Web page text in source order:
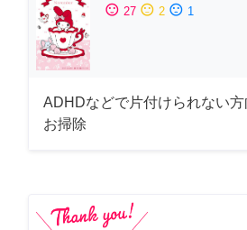
sentiment_satisfied 27 sentiment_neutral 2 sentiment_dissatisfied 1
ADHDなどで片付けられない
お掃除